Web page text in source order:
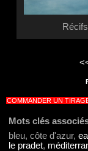
COMMANDER UN
Mots clés
bleu, côte d'azur,
le pradet,